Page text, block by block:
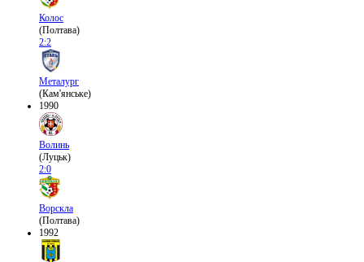
Колос
(Полтава)
2:2
Металург
(Кам'янське)
1990
Волинь
(Луцьк)
2:0
Ворскла
(Полтава)
1992